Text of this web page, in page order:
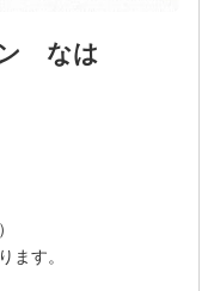
なは
す。